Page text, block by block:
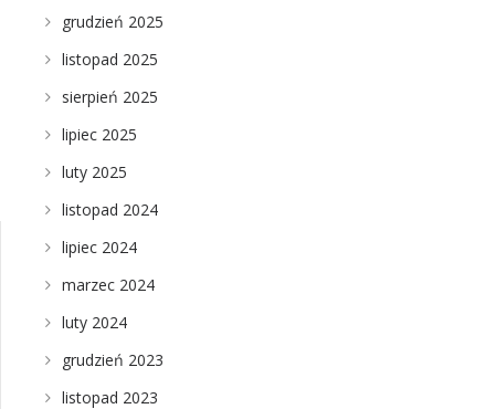
grudzień 2025
listopad 2025
sierpień 2025
lipiec 2025
luty 2025
listopad 2024
lipiec 2024
marzec 2024
luty 2024
grudzień 2023
listopad 2023